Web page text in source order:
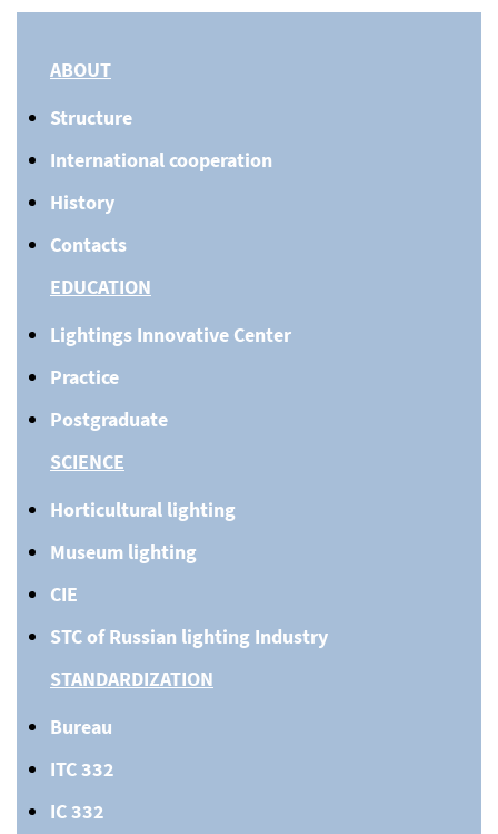
ABOUT
Structure
International cooperation
History
Contacts
EDUCATION
Lightings Innovative Center
Practice
Postgraduate
SCIENCE
Horticultural lighting
Museum lighting
CIE
STC of Russian lighting Industry
STANDARDIZATION
Bureau
ITC 332
IC 332